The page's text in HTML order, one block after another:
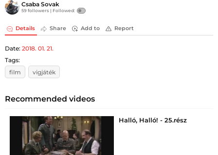
Csaba Sovak
59 followers | Followed:
Details Share Add to Report
Date: 2018. 01. 21.
Tags:
film
vigjáték
Recommended videos
Halló, Halló! - 25.rész